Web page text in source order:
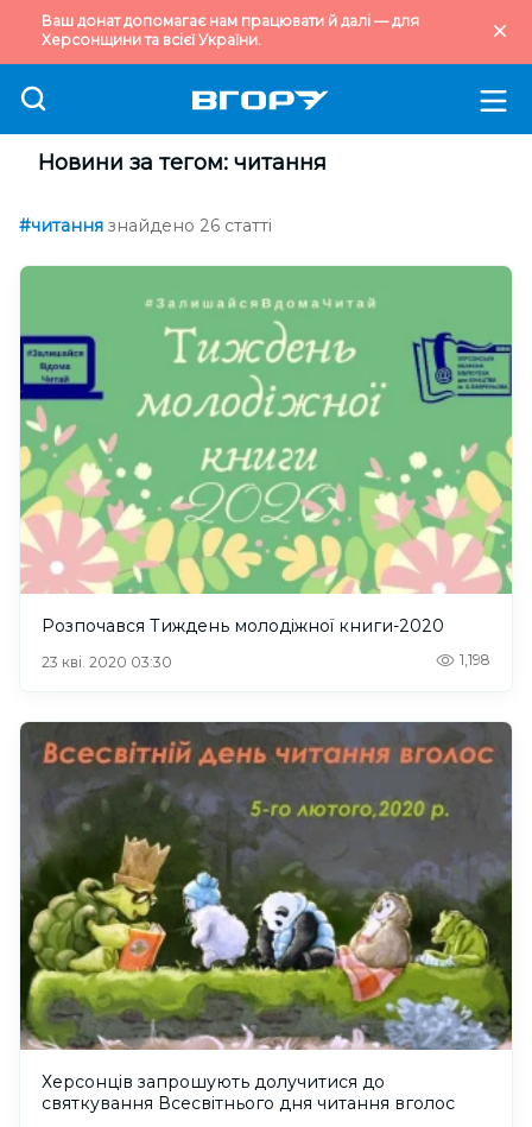
Ваш донат допомагає нам працювати й далі — для
Херсонщини та всієї України.
Новини за тегом: читання
#читання знайдено 26 статті
Розпочався Тиждень молодіжної книги-2020
23 кві. 2020 03:30 1,198
Херсонців запрошують долучитися до
святкування Всесвітнього дня читання вголос